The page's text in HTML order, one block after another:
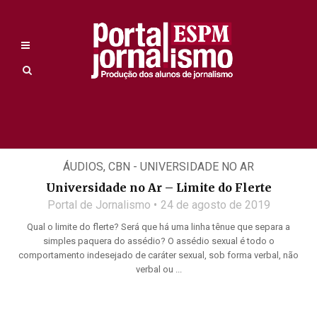
ÁUDIOS, CBN - UNIVERSIDADE NO AR
Universidade no Ar – Limite do Flerte
Portal de Jornalismo 24 de agosto de 2019
Qual o limite do flerte? Será que há uma linha tênue que separa a
simples paquera do assédio? O assédio sexual é todo o
comportamento indesejado de caráter sexual, sob forma verbal, não
verbal ou ...